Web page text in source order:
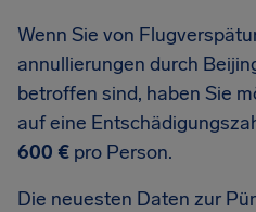
Wenn Sie von
annullierungen durch
betroffen sind, haben Sie
auf eine
600 € pro Person.
Die neuesten Daten zur